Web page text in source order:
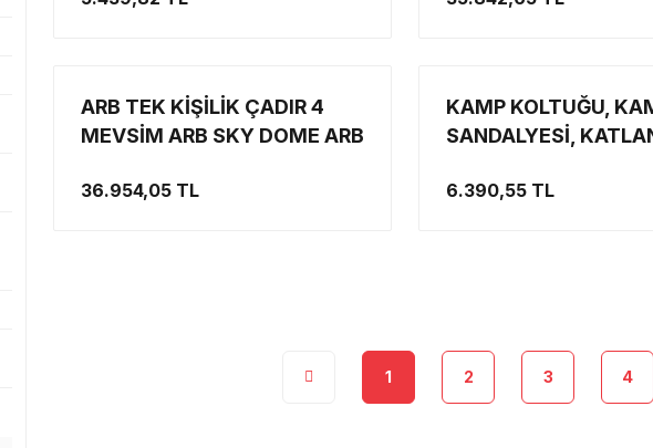
ARB TEK KİŞİLİK ÇADIR 4
MEVSİM ARB SKY DOME ARB
36.954,05 TL
KAMP KOLTUĞU,
SANDALYESİ,
KOLTUK, SANDALYE
6.390,55 TL
1 2 3 4